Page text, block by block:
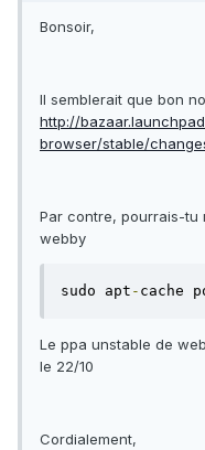
Bonsoir,
Il semblerait que bon
http://
browser/stable/
Par contre, pourrais-tu
webby
sudo apt - cache
Le ppa unstable de
le 22/10
Cordialement,